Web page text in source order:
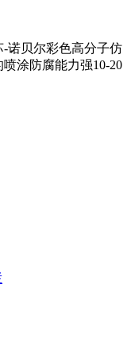
诺贝尔彩色高分子仿
涂防腐能力强10-20